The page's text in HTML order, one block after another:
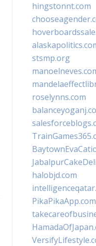
hingstonnt.com
stsmp.org
roselynns.com
halobjd.com
PikaPikaApp.com